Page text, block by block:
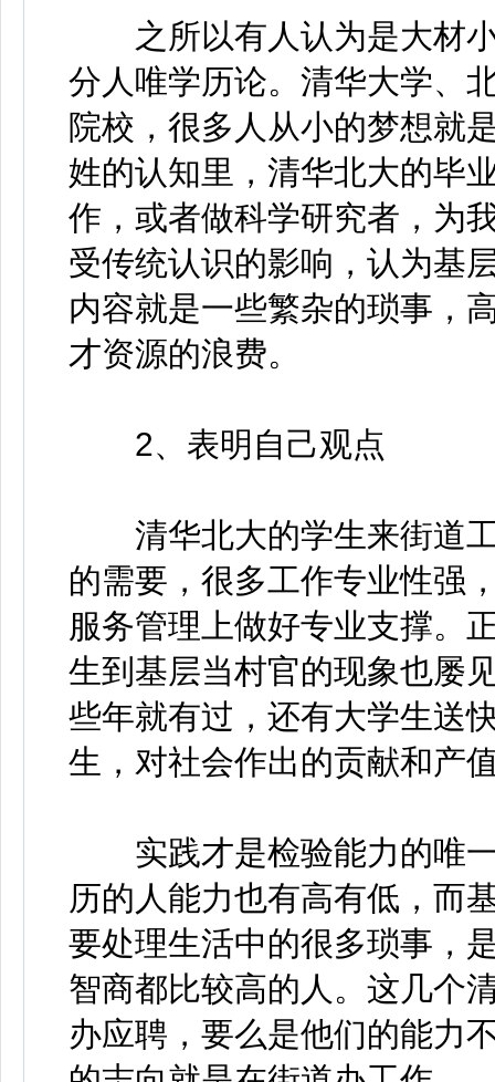
之所以有人认为是大材小
分人唯学历论。清华大学、
院校，很多人从小的梦想就
姓的认知里，清华北大的毕
作，或者做科学研究者，为
受传统认识的影响，认为基
内容就是一些繁杂的琐事，
才资源的浪费。
2、表明自己观点
清华北大的学生来街道工
的需要，很多工作专业性强
服务管理上做好专业支撑。
生到基层当村官的现象也屡
些年就有过，还有大学生送
生，对社会作出的贡献和产
实践才是检验能力的唯一
历的人能力也有高有低，而
要处理生活中的很多琐事，
智商都比较高的人。这几个
办应聘，要么是他们的能力